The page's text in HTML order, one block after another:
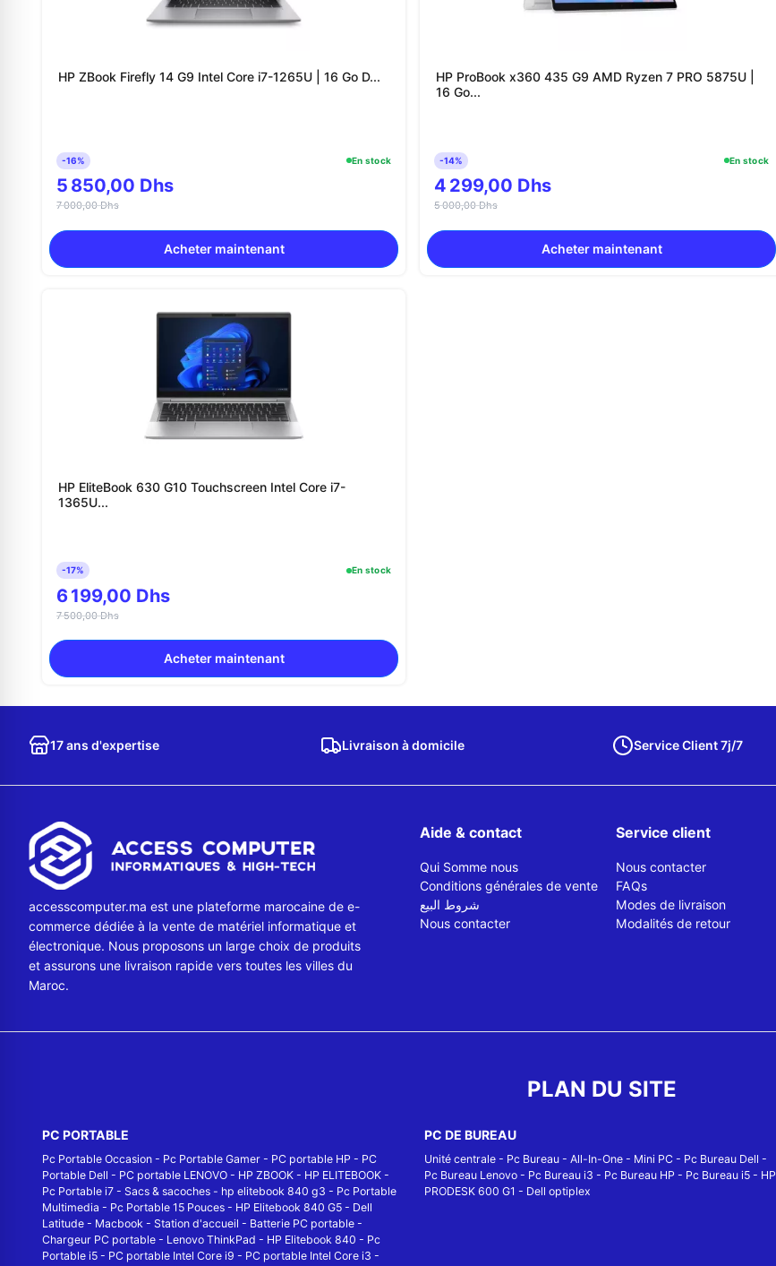
HP ZBook Firefly 14 G9 Intel Core i7-1265U | 16 Go D...
-16% En stock
5 850,00 Dhs
7 000,00 Dhs
Acheter maintenant
HP ProBook x360 435 G9 AMD Ryzen 7 PRO 5875U |
16 Go...
-14% En stock
4 299,00 Dhs
5 000,00 Dhs
Acheter maintenant
HP EliteBook 630 G10 Touchscreen Intel Core i7-
1365U...
-17% En stock
6 199,00 Dhs
7 500,00 Dhs
Acheter maintenant
17 ans d'expertise Livraison à domicile Service Client 7j/7
accesscomputer.ma est une plateforme marocaine de e-
commerce dédiée à la vente de matériel informatique et
électronique. Nous proposons un large choix de produits
et assurons une livraison rapide vers toutes les villes du
Maroc.
Aide & contact
Qui Somme nous
Conditions générales de vente
شروط البيع
Nous contacter
Service client
Nous contacter
FAQs
Modes de livraison
Modalités de retour
PLAN DU SITE
PC PORTABLE
Pc Portable Occasion - Pc Portable Gamer - PC portable HP - PC
Portable Dell - PC portable LENOVO - HP ZBOOK - HP ELITEBOOK -
Pc Portable i7 - Sacs & sacoches - hp elitebook 840 g3 - Pc Portable
Multimedia - Pc Portable 15 Pouces - HP Elitebook 840 G5 - Dell
Latitude - Macbook - Station d'accueil - Batterie PC portable -
Chargeur PC portable - Lenovo ThinkPad - HP Elitebook 840 - Pc
Portable i5 - PC portable Intel Core i9 - PC portable Intel Core i3 -
PC DE BUREAU
Unité centrale- Pc Bureau- All-In-One- Mini PC- Pc Bureau Dell -
Pc Bureau Lenovo- Pc Bureau i3 - Pc Bureau HP - Pc Bureau i5- HP
PRODESK 600 G1 - Dell optiplex